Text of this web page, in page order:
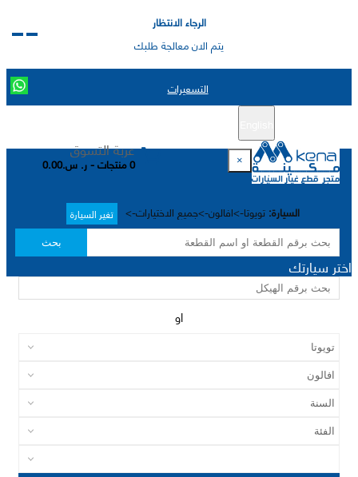
الرجاء الانتظار
يتم الان معالجة طلبك
التسعيرات
عربة التسوق
0 منتجات - ر. س.0.00
السيارة: تويوتا->افالون->جميع الاختيارات-> تغير السيارة
بحث
×
اختر سيارتك
او